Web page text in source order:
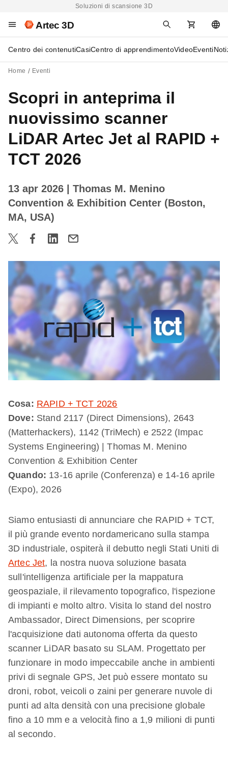
Soluzioni di scansione 3D
Artec 3D
Centro dei contenutiCasiCentro di apprendimentoVideoEventi
Home Eventi
Scopri in anteprima il
nuovissimo scanner
LiDAR Artec Jet al RAPID +
TCT 2026
13 apr 2026
| Thomas M. Menino
Convention & Exhibition Center (Boston,
MA, USA)
Cosa: RAPID + TCT 2026
Dove: Stand 2117 (Direct Dimensions), 2643
(Matterhackers), 1142 (TriMech) e 2522 (Impac
Systems Engineering) | Thomas M. Menino
Convention & Exhibition Center
Quando: 13-16 aprile (Conferenza) e 14-16 aprile
(Expo), 2026
Siamo entusiasti di annunciare che RAPID + TCT,
il più grande evento nordamericano sulla stampa
3D industriale, ospiterà il debutto negli Stati Uniti di
Artec Jet, la nostra nuova soluzione basata
sull'intelligenza artificiale per la mappatura
geospaziale, il rilevamento topografico, l'ispezione
di impianti e molto altro. Visita lo stand del nostro
Ambassador, Direct Dimensions, per scoprire
l'acquisizione dati autonoma offerta da questo
scanner LiDAR basato su SLAM. Progettato per
funzionare in modo impeccabile anche in ambienti
privi di segnale GPS, Jet può essere montato su
droni, robot, veicoli o zaini per generare nuvole di
punti ad alta densità con una precisione globale
fino a 10 mm e a velocità fino a 1,9 milioni di punti
al secondo.